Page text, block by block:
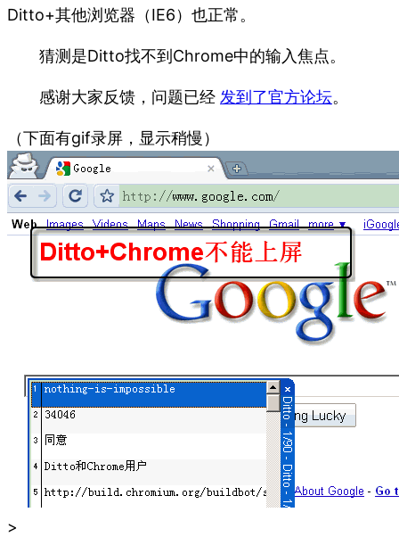
Ditto+其他浏览器（IE6）也正常。
猜测是Ditto找不到Chrome中的输入焦点。
感谢大家反馈，问题已经 发到了官方论坛。
（下面有gif录屏，显示稍慢）
>